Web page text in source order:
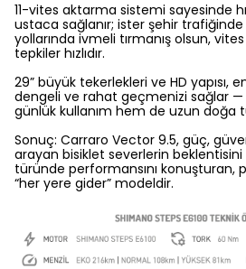
11-vites aktarma sistemi sayesinde
ustaca sağlanır; ister şehir
yollarında ivmeli tırmanış olsun,
tepkiler hızlıdır.
29” büyük tekerlekleri ve HD yapısı,
dengeli ve rahat geçmenizi sağlar —
günlük kullanım hem de uzun doğa
Sonuç: Carraro Vector 9.5, güç,
arayan bisiklet severlerin beklentisini
türünde performansını konuşturan,
“her yere gider” modeldir.